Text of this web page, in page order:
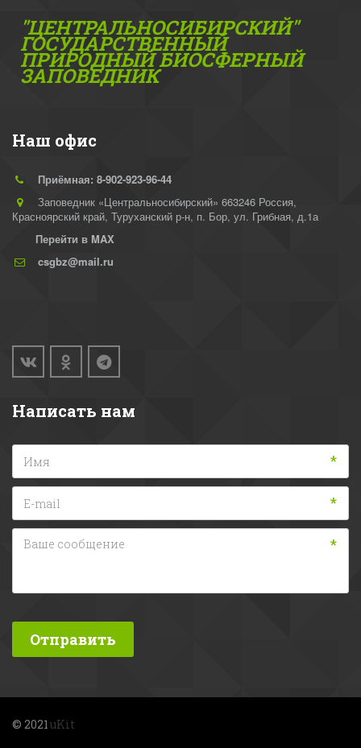
"ЦЕНТРАЛЬНОСИБИРСКИЙ"
ГОС­УДАРСТВЕННЫЙ
ПРИРОДНЫЙ БИОСФЕРНЫЙ
ЗАПОВЕДНИК
Наш офис
Приёмная: 8-902-923-96-44
Заповедник «Центральносибирский» 663246 Россия,
Красноярский край, Туруханский р-н, п. Бор, ул. Грибная, д.1а
Перейти в MAX
csgbz@mail.ru
Написать нам
*
*
*
Отправить
© 2021 uKit